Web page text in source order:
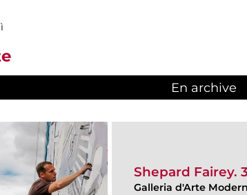
En archive
Shepard Fairey.
Galleria d'Arte